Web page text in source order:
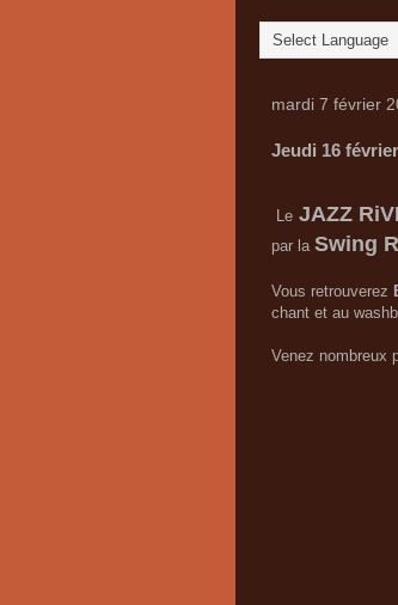
mardi 7 février
Jeudi 16
Le JAZZ
par la Swing
Vous retrouverez
chant et au
Venez nombreux